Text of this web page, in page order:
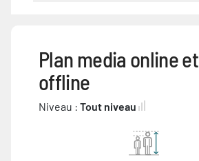
Plan media online et
offline
Niveau : Tout niveau